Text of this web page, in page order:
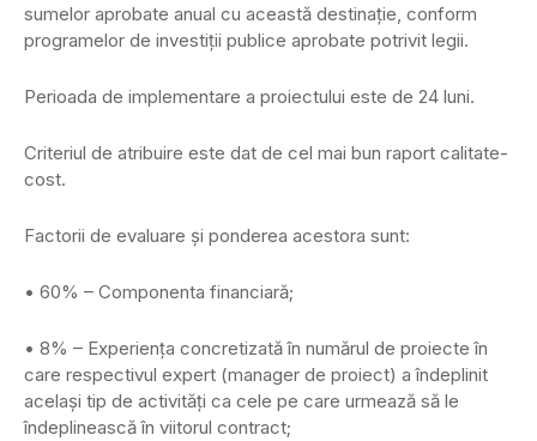
sumelor aprobate anual cu această destinație, conform
programelor de investiții publice aprobate potrivit legii.
Perioada de implementare a proiectului este de 24 luni.
Criteriul de atribuire este dat de cel mai bun raport calitate-
cost.
Factorii de evaluare şi ponderea acestora sunt:
• 60% – Componenta financiară;
• 8% – Experiența concretizată în numărul de proiecte în
care respectivul expert (manager de proiect) a îndeplinit
același tip de activități ca cele pe care urmează să le
îndeplinească în viitorul contract;